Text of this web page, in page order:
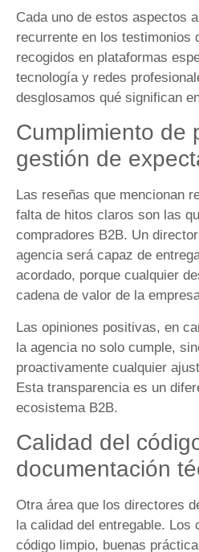
Cada uno de estos aspectos
recurrente en los testimonios
recogidos en plataformas
tecnología y redes
desglosamos qué significan
Cumplimiento de
gestión de
Las reseñas que mencionan
falta de hitos claros son las
compradores B2B. Un
agencia será capaz de
acordado, porque cualquier
cadena de valor de la
Las opiniones positivas, en
la agencia no solo cumple,
proactivamente cualquier
Esta transparencia es un
ecosistema B2B.
Calidad del
documentación
Otra área que los directores
la calidad del entregable. Los
código limpio, buenas